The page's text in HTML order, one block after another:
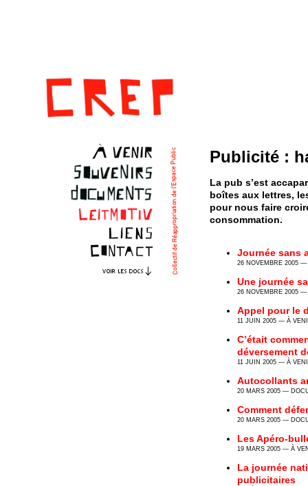
Publicité :
La pub s’est
boîtes aux lettres,
pour nous faire
consommation.
Journée sans
26 NOVEMBRE 2005
Une journée
26 NOVEMBRE 2005
Appel pour le
11 JUIN 2005 — À
C’était
déversement
11 JUIN 2005 — À
Autocollants
20 MARS 2005 —
Comment
20 MARS 2005 —
Les Apéro-
19 MARS 2005 — À
La journée
publicitaires